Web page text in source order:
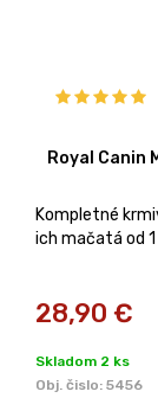
Royal Canin
Kompletné
ich mačatá od
28,90 €
Skladom 2 ks
Obj. čislo: 5456